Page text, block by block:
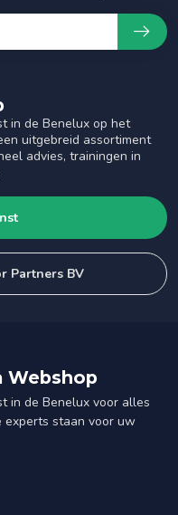
in de Benelux op het
uitgebreid assortiment
advies, trainingen in
Partners BV
Webshop
in de Benelux voor alles
experts staan voor uw